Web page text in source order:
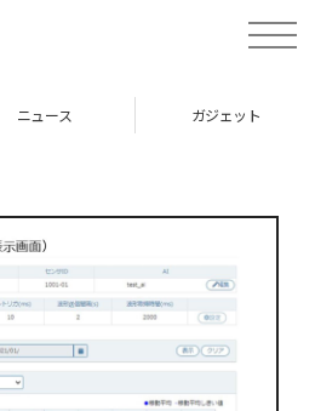
toggle
ニュース ガジェット